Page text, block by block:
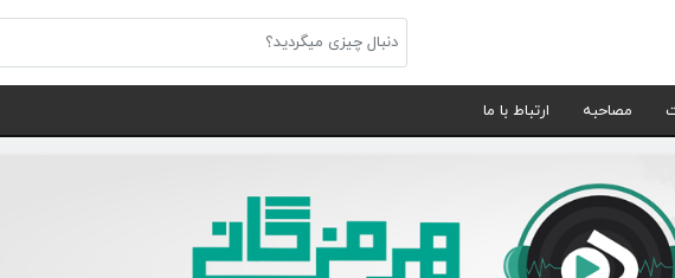
مصاحبه ارتباط با ما